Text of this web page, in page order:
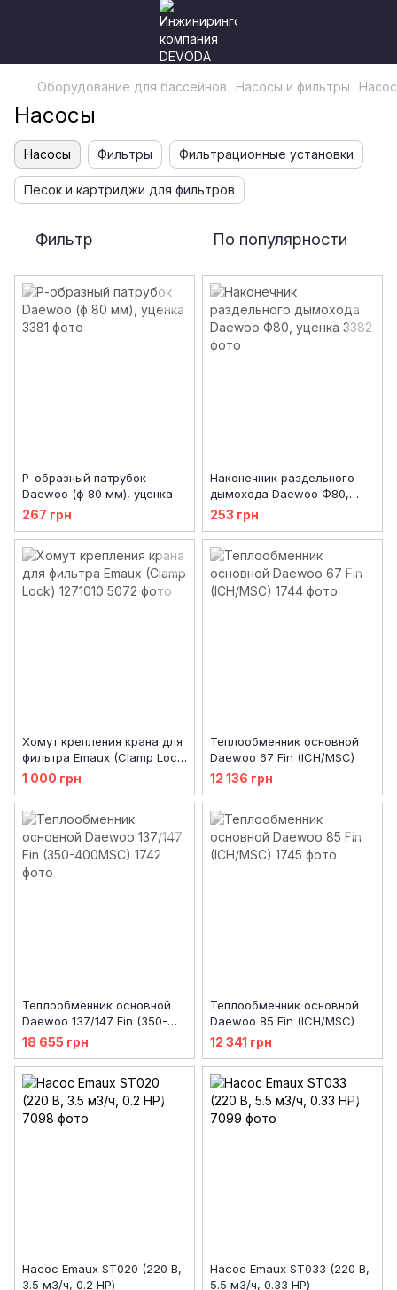
Оборудование для бассейнов Насосы и фильтры
Насосы
Насосы Фильтры Фильтрационные установки
Песок и картриджи для фильтров
Фильтр По популярности
Р-образный патрубок
Daewoo (ф 80 мм), уценка
267 грн
Наконечник раздельного
дымохода Daewoo Ф80,
уценка
253 грн
Хомут крепления крана для
фильтра Emaux (Clamp Lock)
1271010
1 000 грн
Теплообменник основной
Daewoo 67 Fin (ICH/MSC)
12 136 грн
Теплообменник основной
Daewoo 137/147 Fin (350-
400MSC)
18 655 грн
Теплообменник основной
Daewoo 85 Fin (ICH/MSC)
12 341 грн
Насос Emaux ST020 (220 В,
3.5 м3/ч, 0.2 НР)
Насос Emaux ST033 (220 В,
5.5 м3/ч, 0.33 НР)